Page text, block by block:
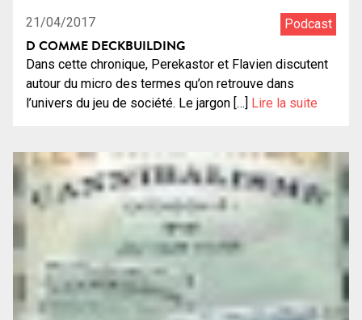
21/04/2017 Podcast
D COMME DECKBUILDING
Dans cette chronique, Perekastor et Flavien discutent
autour du micro des termes qu’on retrouve dans
l’univers du jeu de société. Le jargon […]
Lire la suite